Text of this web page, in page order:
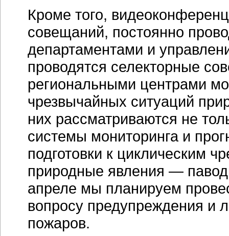
Кроме того,
совещаний, постоянно
департаментами и
проводятся селекторные
региональными центрами
чрезвычайных ситуаций
них рассматриваются не
системы мониторинга и
подготовки к циклическим
природные явления —
апреле мы планируем
вопросу предупреждения и
пожаров.